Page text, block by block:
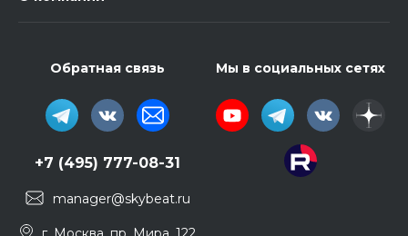
Обратная связь
+7 (495) 777-08-31
manager@skybeat.ru
Мы в социальных сетях